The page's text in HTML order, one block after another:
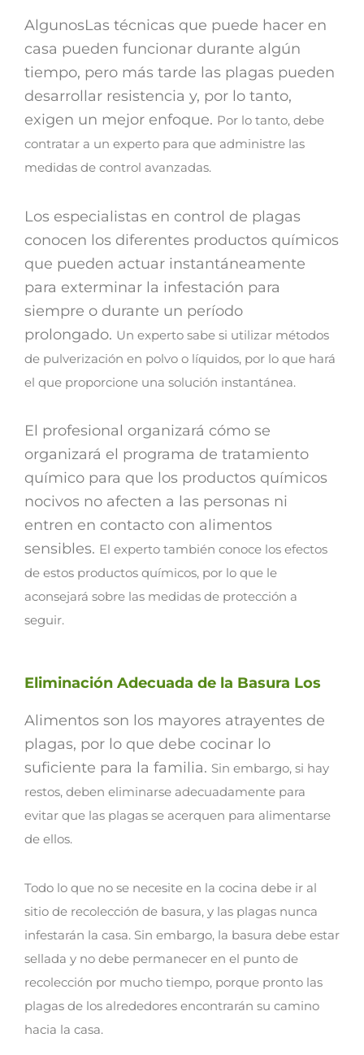
AlgunosLas técnicas que puede hacer en
casa pueden funcionar durante algún
tiempo, pero más tarde las plagas pueden
desarrollar resistencia y, por lo tanto,
exigen un mejor enfoque. Por lo tanto, debe
contratar a un experto para que administre las
medidas de control avanzadas.
Los especialistas en control de plagas
conocen los diferentes productos químicos
que pueden actuar instantáneamente
para exterminar la infestación para
siempre o durante un período
prolongado. Un experto sabe si utilizar métodos
de pulverización en polvo o líquidos, por lo que hará
el que proporcione una solución instantánea.
El profesional organizará cómo se
organizará el programa de tratamiento
químico para que los productos químicos
nocivos no afecten a las personas ni
entren en contacto con alimentos
sensibles. El experto también conoce los efectos
de estos productos químicos, por lo que le
aconsejará sobre las medidas de protección a
seguir.
Eliminación Adecuada de la Basura Los
Alimentos son los mayores atrayentes de
plagas, por lo que debe cocinar lo
suficiente para la familia. Sin embargo, si hay
restos, deben eliminarse adecuadamente para
evitar que las plagas se acerquen para alimentarse
de ellos.
Todo lo que no se necesite en la cocina debe ir al
sitio de recolección de basura, y las plagas nunca
infestarán la casa. Sin embargo, la basura debe estar
sellada y no debe permanecer en el punto de
recolección por mucho tiempo, porque pronto las
plagas de los alrededores encontrarán su camino
hacia la casa.